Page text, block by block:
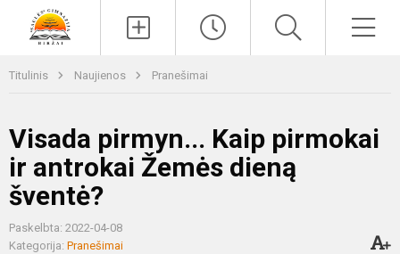
Titulinis Naujienos Pranešimai
Visada pirmyn... Kaip pirmokai
ir antrokai Žemės dieną
šventė?
Paskelbta: 2022-04-08
Kategorija: Pranešimai